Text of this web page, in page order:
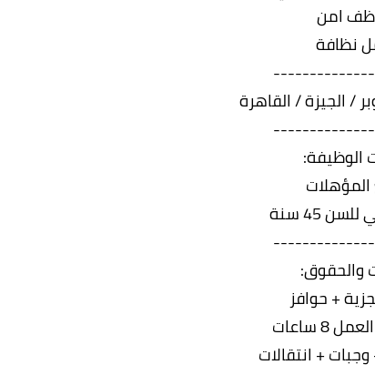
/ الجيزة / القاهرة
الوظيفة:
45 سنة
والحقوق:
+ حوافز
ساعات
+ انتقالات